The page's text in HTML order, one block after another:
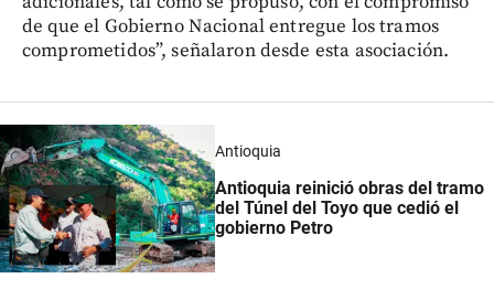
de que el Gobierno Nacional entregue los tramos
comprometidos”, señalaron desde esta asociación.
Antioquia
Antioquia reinició obras del tramo
del Túnel del Toyo que cedió el
gobierno Petro